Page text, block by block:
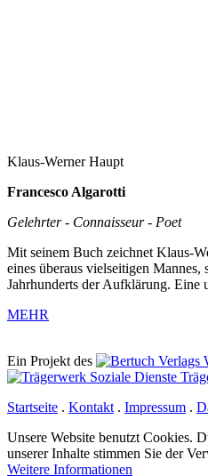
Klaus-Werner Haupt
Francesco Algarotti
Gelehrter - Connaisseur - Poet
Mit seinem Buch zeichnet Klaus-
eines überaus vielseitigen Mannes,
Jahrhunderts der Aufklärung. Eine
MEHR
Ein Projekt des Verlags
Startseite . Kontakt . Impressum .
Unsere Website benutzt Cookies.
unserer Inhalte stimmen Sie der
Weitere Informationen